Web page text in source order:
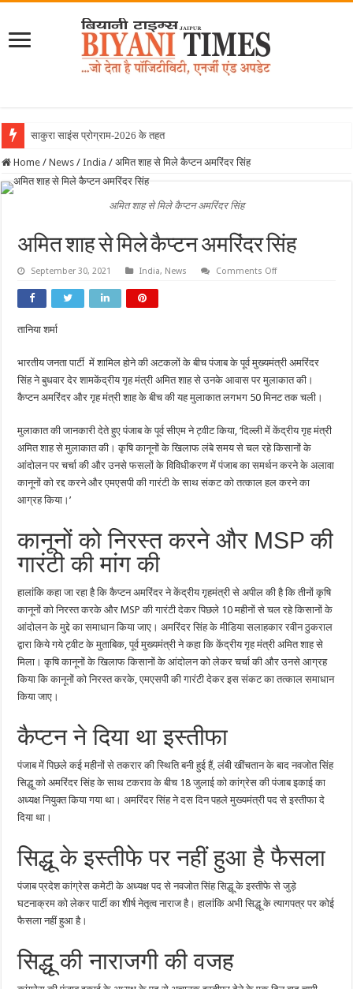
साकुरा साइंस प्रोग्राम-2026 के तहत जापान रवान
Home / News / India / अमित शाह से मिले कैप्टन अमरिंदर सिंह
अमित शाह से मिले कैप्टन अमरिंदर सिंह
अमित शाह से मिले कैप्टन अमरिंदर सिंह
September 30, 2021 India, News Comments Offon
तानिया शर्मा
भारतीय जनता पार्टी में शामिल होने की अटकलों के बीच पंजाब के पूर्व मुख्यमंत्री अमरिंदर
सिंह ने बुधवार देर शामकेंद्रीय गृह मंत्री अमित शाह से उनके आवास पर मुलाकात की।
कैप्टन अमरिंदर और गृह मंत्री शाह के बीच की यह मुलाकात लगभग 50 मिनट तक चली।
मुलाकात की जानकारी देते हुए पंजाब के पूर्व सीएम ने ट्वीट किया, ‘दिल्ली में केंद्रीय गृह मंत्री
अमित शाह से मुलाकात की। कृषि कानूनों के खिलाफ लंबे समय से चल रहे किसानों के
आंदोलन पर चर्चा की और उनसे फसलों के विविधीकरण में पंजाब का समर्थन करने के अलावा
कानूनों को रद्द करने और एमएसपी की गारंटी के साथ संकट को तत्काल हल करने का
आग्रह किया।’
कानूनों को निरस्त करने और MSP की
गारंटी की मांग की
हालांकि कहा जा रहा है कि कैप्टन अमरिंदर ने केंद्रीय गृहमंत्री से अपील की है कि तीनों कृषि
कानूनों को निरस्त करके और MSP की गारंटी देकर पिछले 10 महीनों से चल रहे किसानों के
आंदोलन के मुद्दे का समाधान किया जाए। अमरिंदर सिंह के मीडिया सलाहकार रवीन ठुकराल
द्वारा किये गये ट्वीट के मुताबिक, पूर्व मुख्यमंत्री ने कहा कि केंद्रीय गृह मंत्री अमित शाह से
मिला। कृषि कानूनों के खिलाफ किसानों के आंदोलन को लेकर चर्चा की और उनसे आग्रह
किया कि कानूनों को निरस्त करके, एमएसपी की गारंटी देकर इस संकट का तत्काल समाधान
किया जाए।
कैप्टन ने दिया था इस्तीफा
पंजाब में पिछले कई महीनों से तकरार की स्थिति बनी हुई हैं, लंबी खींचतान के बाद नवजोत सिंह
सिद्धू को अमरिंदर सिंह के साथ टकराव के बीच 18 जुलाई को कांग्रेस की पंजाब इकाई का
अध्यक्ष नियुक्त किया गया था। अमरिंदर सिंह ने दस दिन पहले मुख्यमंत्री पद से इस्तीफा दे
दिया था।
सिद्धू के इस्तीफे पर नहीं हुआ है फैसला
पंजाब प्रदेश कांग्रेस कमेटी के अध्यक्ष पद से नवजोत सिंह सिद्धू के इस्तीफे से जुड़े
घटनाक्रम को लेकर पार्टी का शीर्ष नेतृत्व नाराज है। हालांकि अभी सिद्धू के त्यागपत्र पर कोई
फैसला नहीं हुआ है।
सिद्धू की नाराजगी की वजह